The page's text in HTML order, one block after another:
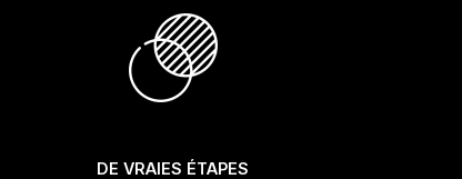
DE VRAIES ÉTAPES